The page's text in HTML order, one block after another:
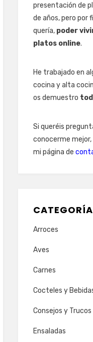
presentación de
de años, pero por
quería, poder
platos online.
He trabajado en
cocina y alta
os demuestro
Si queréis
conocerme
mi página de
Arroces
Aves
Carnes
Cocteles y
Consejos y
Ensaladas